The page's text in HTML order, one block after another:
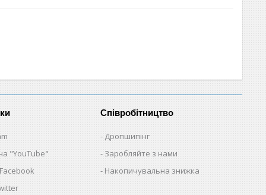
"YouTube"
Співробітництво
Дропшипінг
Заробляйте з нами
Накопичувальна знижка